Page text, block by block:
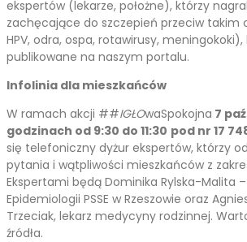
ekspertów (lekarze, położne), którzy
zachęcające do szczepień przeciw takim
HPV, odra, ospa, rotawirusy,
publikowane na naszym portalu.
Infolinia dla mieszkańców
W ramach akcji ##IGŁOwaSpokojna 7
godzinach od 9:30 do 11:30 pod nr 17
się telefoniczny dyżur ekspertów, którzy
pytania i wątpliwości mieszkańców z
Ekspertami będą Dominika Rylska-Malita
Epidemiologii PSSE w Rzeszowie oraz
Trzeciak, lekarz medycyny rodzinnej.
źródła.